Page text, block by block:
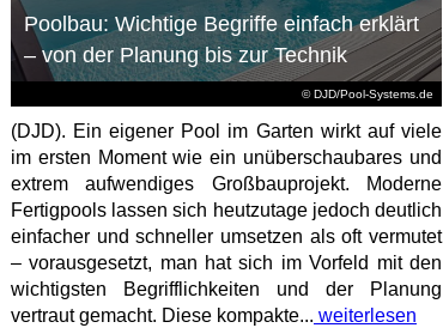
© DJD/Pool-Systems.de
Poolbau: Wichtige Begriffe einfach erklärt
– von der Planung bis zur Technik
(DJD). Ein eigener Pool im Garten wirkt auf viele
im ersten Moment wie ein unüberschaubares und
extrem aufwendiges Großbauprojekt. Moderne
Fertigpools lassen sich heutzutage jedoch deutlich
einfacher und schneller umsetzen als oft vermutet
– vorausgesetzt, man hat sich im Vorfeld mit den
wichtigsten Begrifflichkeiten und der Planung
vertraut gemacht. Diese kompakte... weiterlesen